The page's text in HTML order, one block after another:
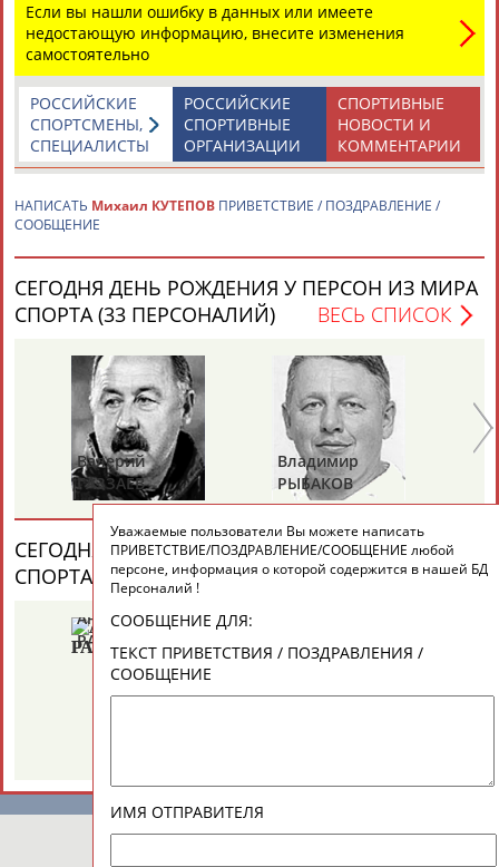
Рамазан
АБДУЛАЕВ
Тагир
АБДУЛАЕВ
АБДУЛАЗИЗОВАБДУЛБЕКОВ
АБДУЛДАУДОВ
Абдула
АБДУЛКАГИРОВАБДУЛЛАЕВ
24 персон из 13181
ЕЩЁ ПЕРСОНЫ
ТАБЛО АКТИВНОСТИ
ЦЕЛИ ПРОЕКТА
Вопросы сотрудничества и совместной деятельности
Разработка и поддержка ООО НАИТ «Стадион»
Адресов в новостной рассылке: 996
Если вы нашли ошибку в данных или имеете
недостающую информацию, внесите изменения
самостоятельно
СПОРТИВНЫЕ
НОВОСТИ И
КОММЕНТАРИИ
РОССИЙСКИЕ
СПОРТИВНЫЕ
ОРГАНИЗАЦИИ
РОССИЙСКИЕ
СПОРТСМЕНЫ,
СПЕЦИАЛИСТЫ
НАПИСАТЬ Михаил КУТЕПОВ ПРИВЕТСТВИЕ / ПОЗДРАВЛЕНИЕ /
СООБЩЕНИЕ
СЕГОДНЯ ДЕНЬ РОЖДЕНИЯ У ПЕРСОН ИЗ МИРА
СПОРТА (33 ПЕРСОНАЛИЙ)
ВЕСЬ СПИСОК
Валерий
ГАЗЗАЕВ
Владимир
РЫБАКОВ
СЕГОДНЯ ДЕНЬ ПАМЯТИ У ПЕРСОН ИЗ МИРА
СПОРТА (6 ПЕРСОНАЛИЙ)
ВЕСЬ СПИСОК
Анатолий
РАХЛИН
Уважаемые пользователи Вы можете написать
ПРИВЕТСТВИЕ/ПОЗДРАВЛЕНИЕ/СООБЩЕНИЕ любой
персоне, информация о которой содержится в нашей БД
Персоналий !
СООБЩЕНИЕ ДЛЯ:
ТЕКСТ ПРИВЕТСТВИЯ / ПОЗДРАВЛЕНИЯ /
СООБЩЕНИЕ
ИМЯ ОТПРАВИТЕЛЯ